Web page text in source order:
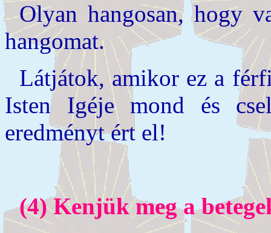
Olyan hangosan, hogy
hangomat.
Látjátok, amikor ez a
Isten Igéje mond és
eredményt ért el!
(4) Kenjük meg a